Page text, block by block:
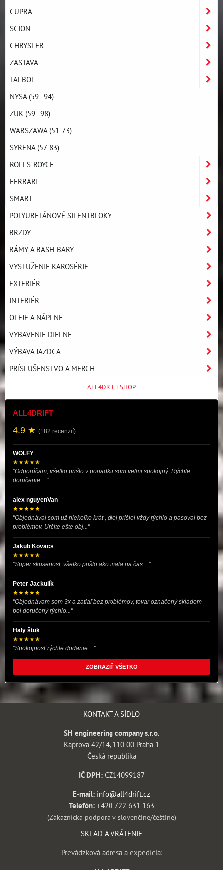
CUPRA
SCION
CHRYSLER
ZASTAVA
TALBOT
NYSA (59–94)
ŻUK (59–98)
WARSZAWA (51-73)
SYRENA (57-83)
ROLLS-ROYCE
FERRARI
SMART
POLYURETÁNOVÉ SILENTBLOKY
BRZDY
RÁMY A BASH-BARY
VYSTUŽENIE KAROSÉRIE
EXTERIÉR
INTERIÉR
OLEJE A NÁPLNE
VYBAVENIE DIELNE
VÝBAVA JAZDCA
PRÍSLUŠENSTVO A MERCH
ALL4DRIFT.SHOP
ALL4DRIFT
4.9 ★ (182 recenzií)
WOLFY
★★★★★
"Odporúčam, všetko prišlo v poriadku som veľmi spokojný. Rýchle
doručenie...."
alex nguyenVan
★★★★★
"Objednával som už niekoľko krát , diel prišiel vždy rýchlo a pasoval bez
problémov. Určite ešte obj..."
Jakub Kovacs
★★★★★
"Super skusenost, všetko prišlo ako mala na čas...."
Peter Jackulík
★★★★★
"Objednávam som 3x a zatiaľ bez problémov, tovar označený skladom
bol doručený rýchlo..."
Haly štuk
★★★★★
"Spokojnosť rýchle dodanie...."
ZOBRAZIŤ VŠETKO
KONTAKT A SÍDLO
SH engineering company s.r.o.
Kaprova 42/14, 110 00 Praha 1
Česká republika
IČ DPH:CZ14099187
E-mail: info@all4drift.cz
Telefón: +420 722 631 163
(Zákaznícka podpora v slovenčine/češtine)
SKLAD A VRÁTENIE
Prevádzková adresa a expedícia: